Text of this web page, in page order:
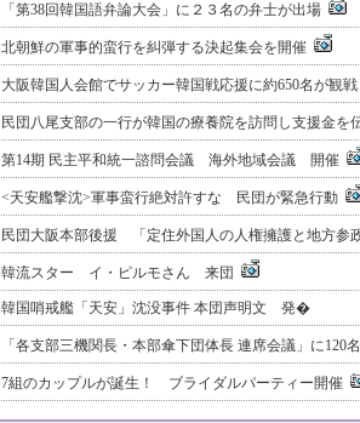
「第38回韓国語弁論大会」に２３名の弁士が出場
北朝鮮の軍事的蛮行を糾弾する決起集会を開催
大阪韓国人会館でサッカー韓国戦応援に約650名が観
民団八尾支部の一行が韓国の療養院を訪問し支援金
第14期 民主平和統一諮問会議 海外地域会議 開催
<天安艦撃沈>軍事蛮行絶対許すな 民団が緊急行動
民団大阪本部後援 「定住外国人の人権擁護と地方参
韓流スター イ・ピルモさん 来団
韓国哨戒艦「天安」沈没事件 本団声明文 発�
「各支部三機関長・本部傘下団体長 連席会議」に120
7組のカップルが誕生！ ブライダルパーティー開催